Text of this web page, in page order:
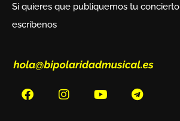
Si quieres que publiquemos tu concierto
escríbenos